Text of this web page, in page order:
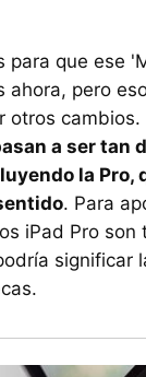
para que ese
ahora, pero
otros cambios.
a ser tan
la Pro,
. Para
iPad Pro
significar